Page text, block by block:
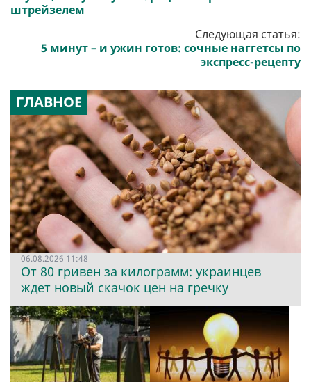
штрейзелем
Следующая статья:
5 минут – и ужин готов: сочные наггетсы по
экспресс-рецепту
ГЛАВНОЕ
06.08.2026 11:48
От 80 гривен за килограмм: украинцев
ждет новый скачок цен на гречку